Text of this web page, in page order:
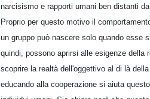
narcisismo e rapporti umani ben distanti
Proprio per questo motivo il
un gruppo può nascere solo quando esse
quindi, possono aprirsi alle esigenze
scoprire la realtà dell'oggettivo al di là
educando alla cooperazione si aiuta